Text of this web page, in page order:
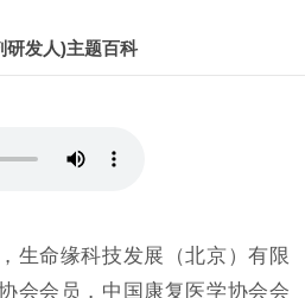
研发人)主题百科
生命缘科技发展（北京）有限
会会员，中国康复医学协会会